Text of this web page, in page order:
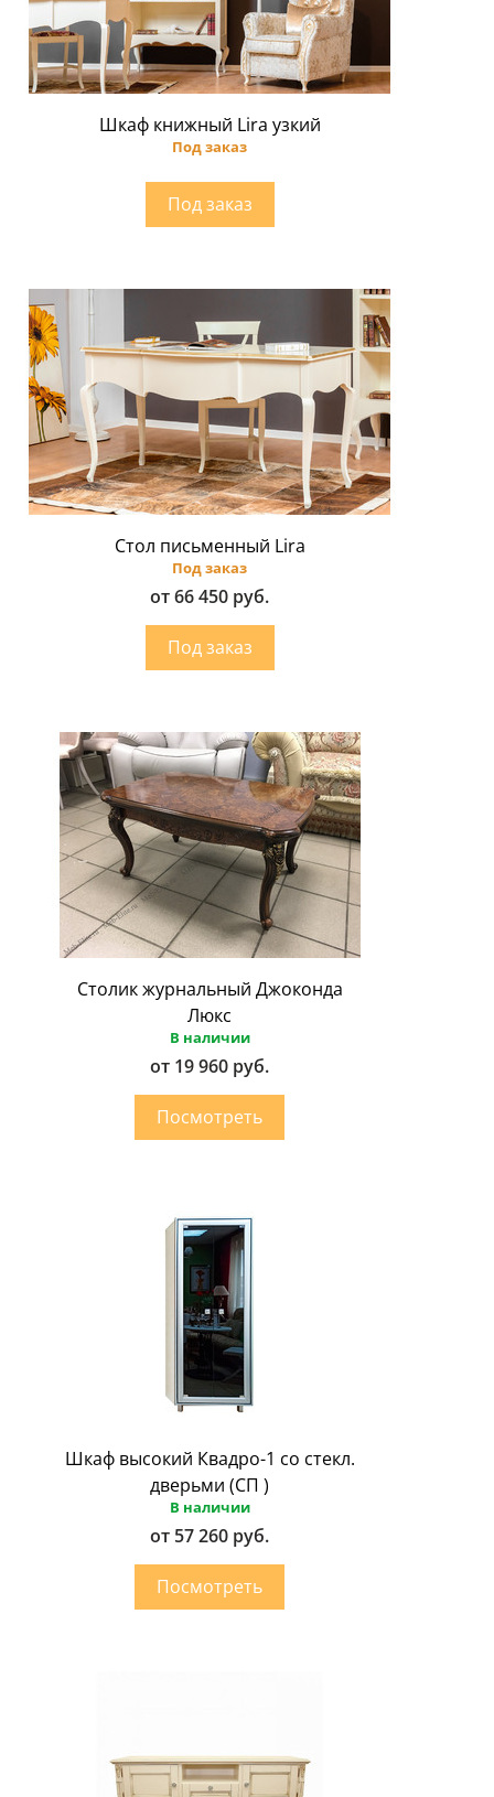
Шкаф книжный Lira узкий
Под заказ
Стол письменный Lira
Под заказ
от 66 450 руб.
Столик журнальный Джоконда
Люкс
В наличии
от 19 960 руб.
Шкаф высокий Квадро-1 со стекл.
дверьми (СП )
В наличии
от 57 260 руб.